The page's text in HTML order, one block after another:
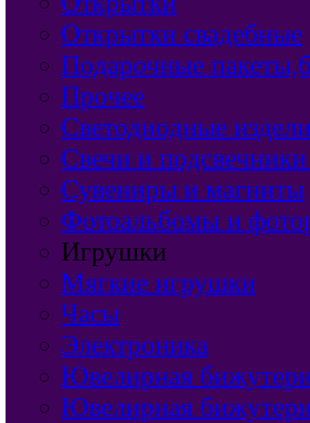
Открытки свадебные
Подарочные
Прочее
Светодиодные
Свечи и
Сувениры и магниты
Фотоальбомы и
Игрушки
Мягкие игрушки
Часы
Электроника
Ювелирная
Ювелирная